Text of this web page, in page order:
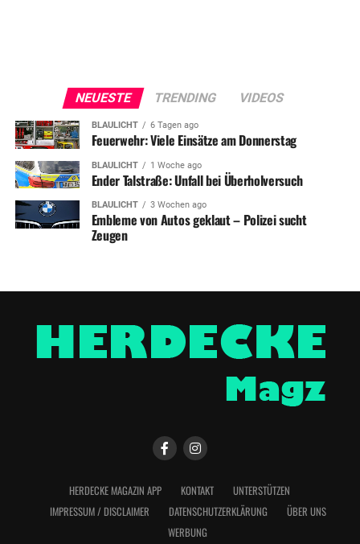
NEUESTE TRENDING VIDEOS
BLAULICHT 6 Tagen ago
Feuerwehr: Viele Einsätze am Donnerstag
BLAULICHT 1 Woche ago
Ender Talstraße: Unfall bei Überholversuch
BLAULICHT 3 Wochen ago
Embleme von Autos geklaut – Polizei sucht
Zeugen
HERDECKE MAGAZIN APP KONTAKT
UNTERSTÜTZEN
IMPRESSUM / DISCLAIMER
DATENSCHUTZERKLÄRUNG
ÜBER UNS
WERBUNG